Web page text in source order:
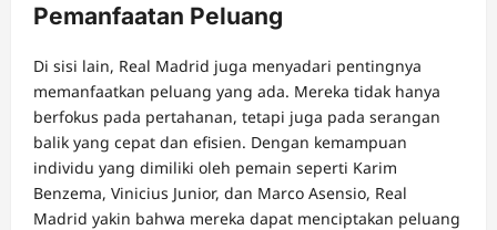
Pemanfaatan Peluang
Di sisi lain, Real Madrid juga menyadari pentingnya
memanfaatkan peluang yang ada. Mereka tidak hanya
berfokus pada pertahanan, tetapi juga pada serangan
balik yang cepat dan efisien. Dengan kemampuan
individu yang dimiliki oleh pemain seperti Karim
Benzema, Vinicius Junior, dan Marco Asensio, Real
Madrid yakin bahwa mereka dapat menciptakan peluang